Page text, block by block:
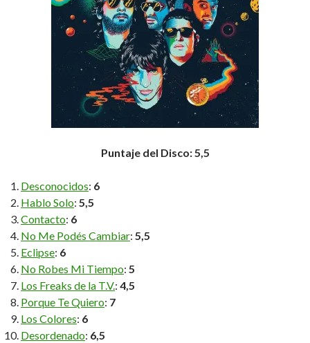
Puntaje del Disco: 5,5
Desconocidos: 6
Hablo Solo: 5,5
Contacto: 6
No Me Podés Cambiar: 5,5
Eclipse: 6
No Robes Mi Tiempo: 5
Los Freaks de la T.V.: 4,5
Porque Te Quiero: 7
Los Colores: 6
Desordenado: 6,5